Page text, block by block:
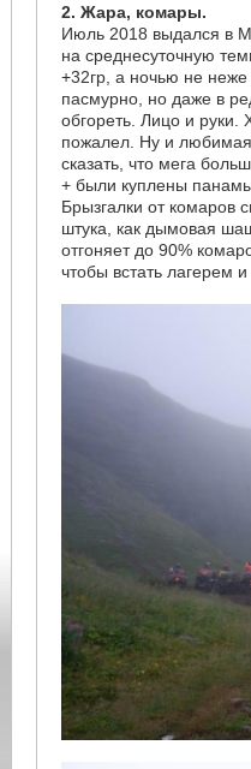
2. Жара, комары.
Июль 2018 выдался в
на среднесуточную
+32гр, а ночью не
пасмурно, но даже в
обгореть. Лицо и
пожалел. Ну и
сказать, что мега
+ были куплены
Брызгалки от комаров
штука, как дымовая
отгоняет до 90%
чтобы встать лагерем и